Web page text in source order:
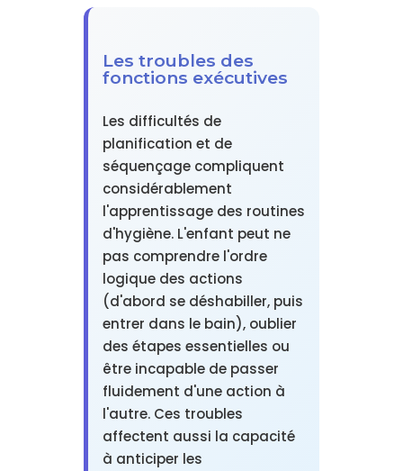
Les troubles des
fonctions exécutives
Les difficultés de
planification et de
séquençage compliquent
considérablement
l'apprentissage des routines
d'hygiène. L'enfant peut ne
pas comprendre l'ordre
logique des actions
(d'abord se déshabiller, puis
entrer dans le bain), oublier
des étapes essentielles ou
être incapable de passer
fluidement d'une action à
l'autre. Ces troubles
affectent aussi la capacité
à anticiper les